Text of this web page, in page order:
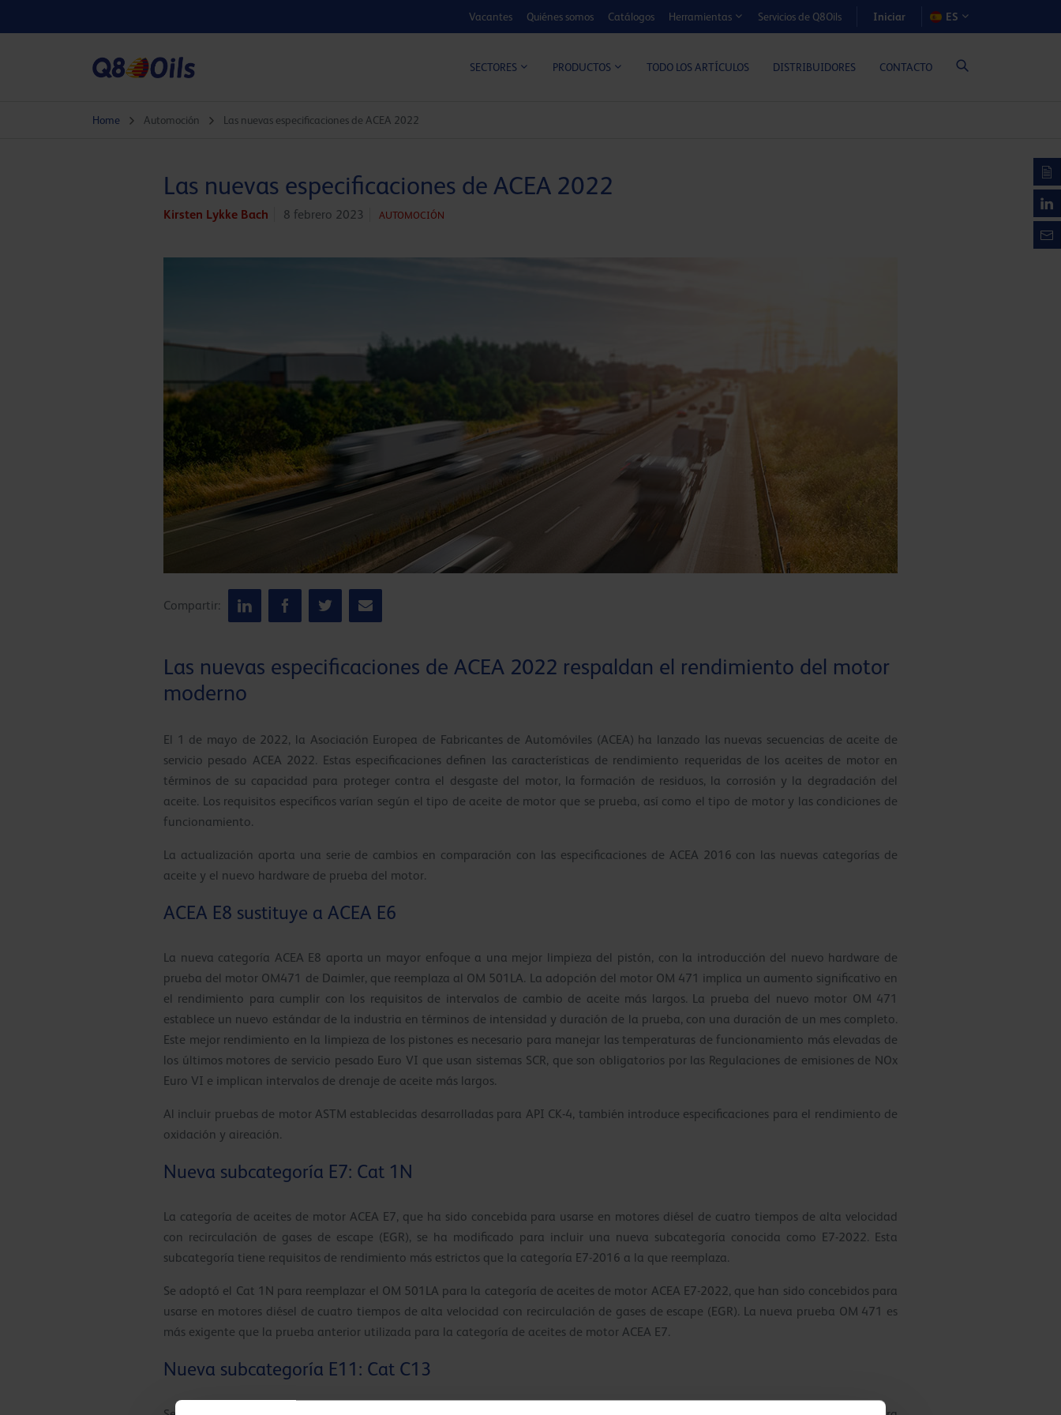
Vacantes Quiénes somos Catálogos Herramientas Servicios de Q8Oils Iniciar ES
SECTORES PRODUCTOS TODO LOS ARTÍCULOS DISTRIBUIDORES CONTACTO
Home Automoción Las nuevas especificaciones de ACEA 2022
Las nuevas especificaciones de ACEA 2022
Kirsten Lykke Bach 8 febrero 2023 AUTOMOCIÓN
Compartir:
Las nuevas especificaciones de ACEA 2022 respaldan el rendimiento del motor
moderno
El 1 de mayo de 2022, la Asociación Europea de Fabricantes de Automóviles (ACEA) ha lanzado las nuevas secuencias de aceite de
servicio pesado ACEA 2022. Estas especificaciones definen las características de rendimiento requeridas de los aceites de motor en
términos de su capacidad para proteger contra el desgaste del motor, la formación de residuos, la corrosión y la degradación del
aceite. Los requisitos específicos varían según el tipo de aceite de motor que se prueba, así como el tipo de motor y las condiciones de
funcionamiento.
La actualización aporta una serie de cambios en comparación con las especificaciones de ACEA 2016 con las nuevas categorías de
aceite y el nuevo hardware de prueba del motor.
ACEA E8 sustituye a ACEA E6
La nueva categoría ACEA E8 aporta un mayor enfoque a una mejor limpieza del pistón, con la introducción del nuevo hardware de
prueba del motor OM471 de Daimler, que reemplaza al OM 501LA. La adopción del motor OM 471 implica un aumento significativo en
el rendimiento para cumplir con los requisitos de intervalos de cambio de aceite más largos. La prueba del nuevo motor OM 471
establece un nuevo estándar de la industria en términos de intensidad y duración de la prueba, con una duración de un mes completo.
Este mejor rendimiento en la limpieza de los pistones es necesario para manejar las temperaturas de funcionamiento más elevadas de
los últimos motores de servicio pesado Euro VI que usan sistemas SCR, que son obligatorios por las Regulaciones de emisiones de NOx
Euro VI e implican intervalos de drenaje de aceite más largos.
Al incluir pruebas de motor ASTM establecidas desarrolladas para API CK-4, también introduce especificaciones para el rendimiento de
oxidación y aireación.
Nueva subcategoría E7: Cat 1N
La categoría de aceites de motor ACEA E7, que ha sido concebida para usarse en motores diésel de cuatro tiempos de alta velocidad
con recirculación de gases de escape (EGR), se ha modificado para incluir una nueva subcategoría conocida como E7-2022. Esta
subcategoría tiene requisitos de rendimiento más estrictos que la categoría E7-2016 a la que reemplaza.
Se adoptó el Cat 1N para reemplazar el OM 501LA para la categoría de aceites de motor ACEA E7-2022, que han sido concebidos para
usarse en motores diésel de cuatro tiempos de alta velocidad con recirculación de gases de escape (EGR). La nueva prueba OM 471 es
más exigente que la prueba anterior utilizada para la categoría de aceites de motor ACEA E7.
Nueva subcategoría E11: Cat C13